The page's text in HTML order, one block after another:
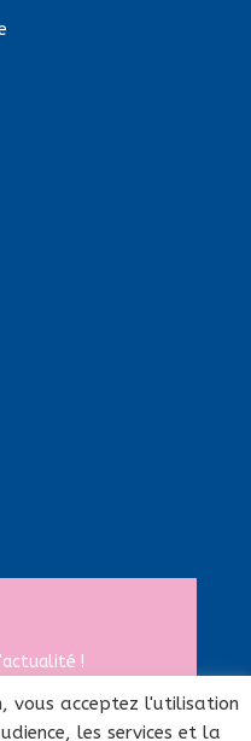
!
vous acceptez l'utilisation
les services et la